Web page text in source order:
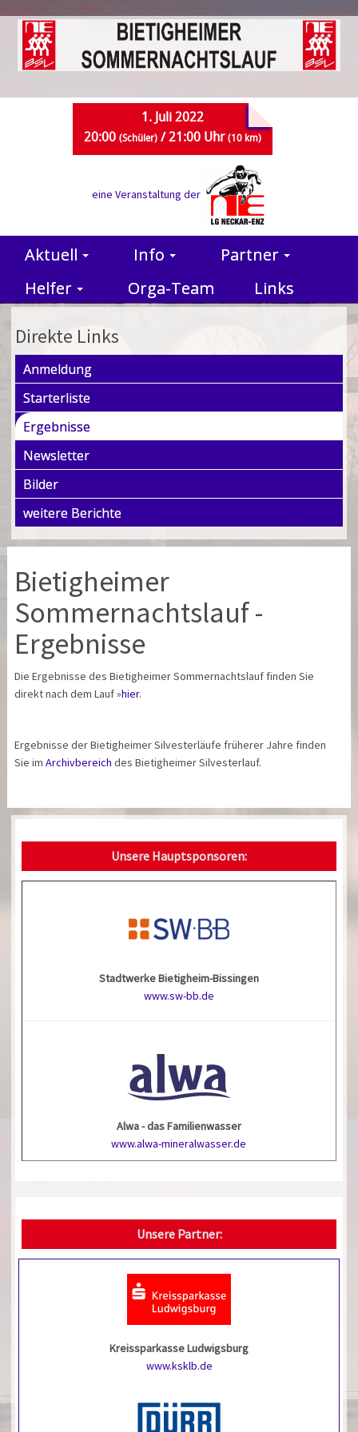
1. Juli 2022
20:00 (Schüler) / 21:00 Uhr (10 km)
eine Veranstaltung der
Aktuell Info
Partner
Helfer
Orga-Team Links
Direkte Links
Anmeldung
Starterliste
Ergebnisse
Newsletter
Bilder
weitere Berichte
Bietigheimer
Sommernachtslauf -
Ergebnisse
Die Ergebnisse des Bietigheimer Sommernachtslauf finden Sie
direkt nach dem Lauf »hier.
Ergebnisse der Bietigheimer Silvesterläufe früherer Jahre finden
Sie imArchivbereich des Bietigheimer Silvesterlauf.
Unsere Hauptsponsoren:
Stadtwerke Bietigheim-Bissingen
www.sw-bb.de
Alwa - das Familienwasser
www.alwa-mineralwasser.de
Unsere Partner:
Kreissparkasse Ludwigsburg
www.ksklb.de